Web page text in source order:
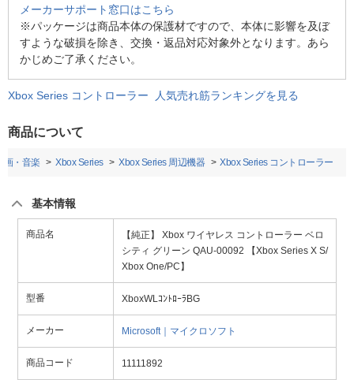
メーカーサポート窓口はこちら
※パッケージは商品本体の保護材ですので、本体に影響を及ぼ
すような破損を除き、交換・返品対応対象外となります。あら
かじめご了承ください。
Xbox Series コントローラー 人気売れ筋ランキングを見る
商品について
画・音楽 Xbox Series Xbox Series 周辺機器 Xbox Series コントローラー
基本情報
商品名
【純正】 Xbox ワイヤレス コントローラー ベロ
シティ グリーン QAU-00092 【Xbox Series X S/
Xbox One/PC】
型番 XboxWLｺﾝﾄﾛｰﾗBG
メーカー Microsoft｜マイクロソフト
商品コード 11111892